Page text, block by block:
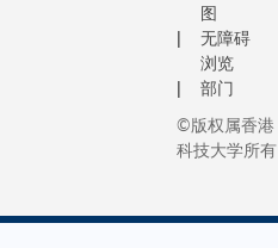
图
无障碍
浏览
部门
©版权属香港
科技大学所有